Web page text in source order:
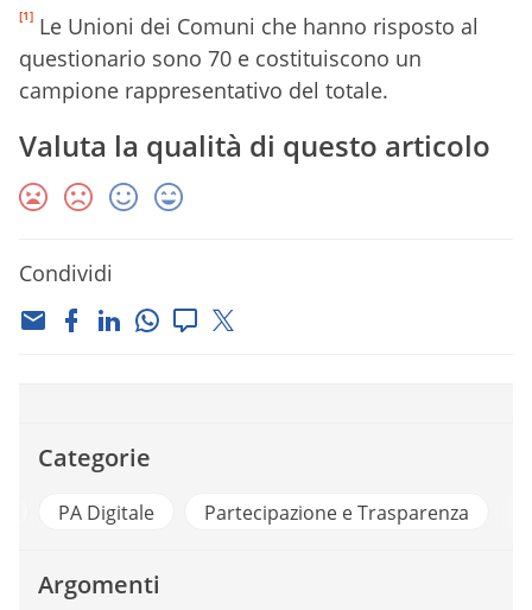
[1] Le Unioni dei Comuni che hanno risposto al
questionario sono 70 e costituiscono un
campione rappresentativo del totale.
Valuta la qualità di questo articolo
Condividi
Categorie
PA Digitale Partecipazione e Trasparenza
Argomenti